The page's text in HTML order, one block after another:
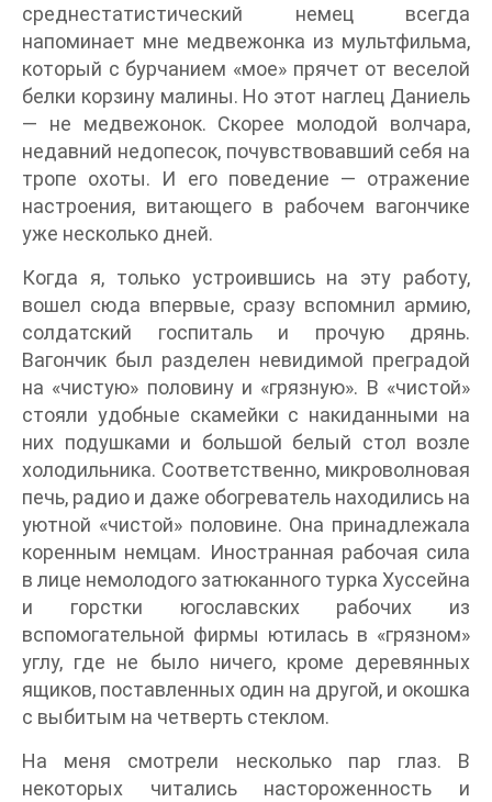
среднестатистический немец всегда
напоминает мне медвежонка из мультфильма,
который с бурчанием «мое» прячет от веселой
белки корзину малины. Но этот наглец Даниель
— не медвежонок. Скорее молодой волчара,
недавний недопесок, почувствовавший себя на
тропе охоты. И его поведение — отражение
настроения, витающего в рабочем вагончике
уже несколько дней.
Когда я, только устроившись на эту работу,
вошел сюда впервые, сразу вспомнил армию,
солдатский госпиталь и прочую дрянь.
Вагончик был разделен невидимой преградой
на «чистую» половину и «грязную». В «чистой»
стояли удобные скамейки с накиданными на
них подушками и большой белый стол возле
холодильника. Соответственно, микроволновая
печь, радио и даже обогреватель находились на
уютной «чистой» половине. Она принадлежала
коренным немцам. Иностранная рабочая сила
в лице немолодого затюканного турка Хуссейна
и горстки югославских рабочих из
вспомогательной фирмы ютилась в «грязном»
углу, где не было ничего, кроме деревянных
ящиков, поставленных один на другой, и окошка
с выбитым на четверть стеклом.
На меня смотрели несколько пар глаз. В
некоторых читались настороженность и